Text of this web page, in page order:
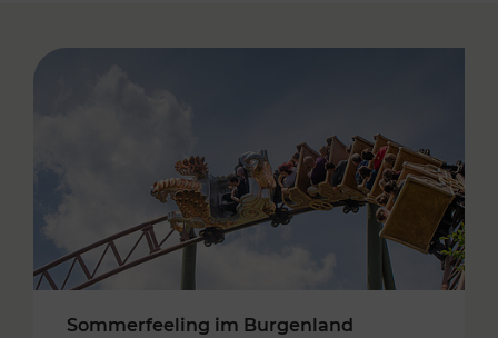
Sommerfeeling im Burgenland